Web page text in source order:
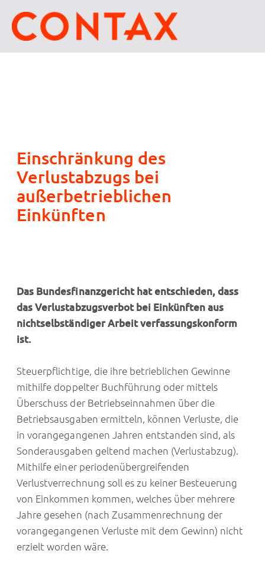
Einschränkung des
Verlustabzugs bei
außerbetrieblichen
Einkünften
Das Bundesfinanzgericht hat entschieden, dass
das Verlustabzugsverbot bei Einkünften aus
nichtselbständiger Arbeit verfassungskonform
ist.
Steuerpflichtige, die ihre betrieblichen Gewinne
mithilfe doppelter Buchführung oder mittels
Überschuss der Betriebseinnahmen über die
Betriebsausgaben ermitteln, können Verluste, die
in vorangegangenen Jahren entstanden sind, als
Sonderausgaben geltend machen (Verlustabzug).
Mithilfe einer periodenübergreifenden
Verlustverrechnung soll es zu keiner Besteuerung
von Einkommen kommen, welches über mehrere
Jahre gesehen (nach Zusammenrechnung der
vorangegangenen Verluste mit dem Gewinn) nicht
erzielt worden wäre.